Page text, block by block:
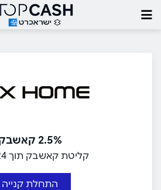
2.5% קאשבק
קליטת קאשבק תוך 24 שעות
התחלת קנייה